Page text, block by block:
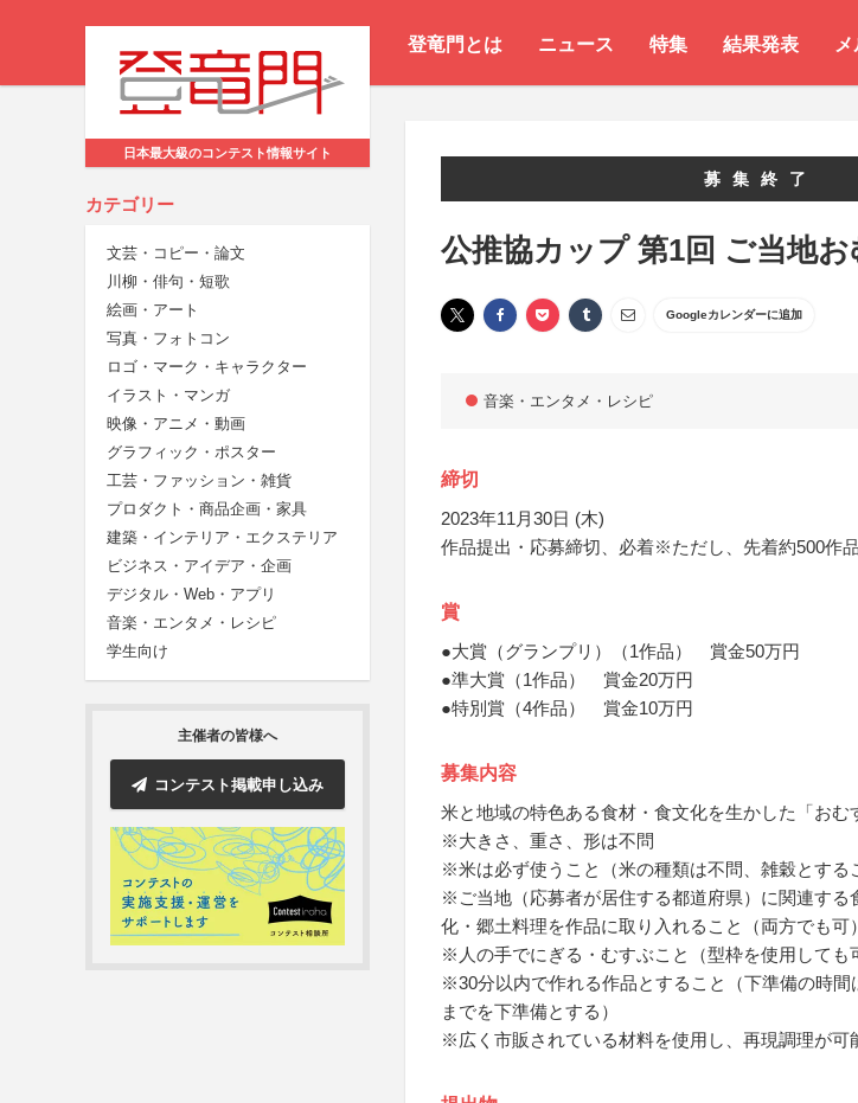
登竜門とは ニュース 特集 結果発表
日本最大級のコンテスト情報サイト
カテゴリー
文芸・コピー・論文
川柳・俳句・短歌
絵画・アート
写真・フォトコン
ロゴ・マーク・キャラクター
イラスト・マンガ
映像・アニメ・動画
グラフィック・ポスター
工芸・ファッション・雑貨
プロダクト・商品企画・家具
建築・インテリア・エクステリア
ビジネス・アイデア・企画
デジタル・Web・アプリ
音楽・エンタメ・レシピ
学生向け
主催者の皆様へ
コンテスト掲載申し込み
募集終了
公推協カップ 第1回 ご当地
Googleカレンダーに追加
音楽・エンタメ・レシピ
締切
2023年11月30日 (木)
作品提出・応募締切、必着※ただし、先着約500作
賞
●大賞（グランプリ）（1作品） 賞金50万円
●準大賞（1作品） 賞金20万円
●特別賞（4作品） 賞金10万円
募集内容
米と地域の特色ある食材・食文化を生かした「おむ
※大きさ、重さ、形は不問
※米は必ず使うこと（米の種類は不問、雑穀とする
※ご当地（応募者が居住する都道府県）に関連する
化・郷土料理を作品に取り入れること（両方でも可）
※人の手でにぎる・むすぶこと（型枠を使用しても
※30分以内で作れる作品とすること（下準備の時間
までを下準備とする）
※広く市販されている材料を使用し、再現調理が可